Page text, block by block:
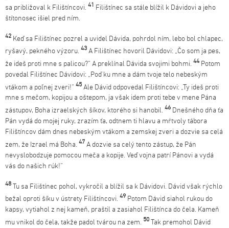
sa približoval k Filištíncovi. 41 Filištínec sa stále blížil k Dávidovi a jeho
štítonosec išiel pred ním.
42 Keď sa Filištínec pozrel a uvidel Dávida, pohrdol ním, lebo bol chlapec,
ryšavý, pekného výzoru. 43 A Filištínec hovoril Dávidovi: „Čo som ja pes,
že ideš proti mne s palicou?“ A preklínal Dávida svojimi bohmi. 44 Potom
povedal Filištínec Dávidovi: „Poď ku mne a dám tvoje telo nebeským
vtákom a poľnej zveri!“ 45 Ale Dávid odpovedal Filištíncovi: „Ty ideš proti
mne s mečom, kopijou a oštepom, ja však idem proti tebe v mene Pána
zástupov, Boha izraelských šíkov, ktorého si hanobil. 46 Dnešného dňa ťa
Pán vydá do mojej ruky, zrazím ťa, odtnem ti hlavu a mŕtvoly tábora
Filištíncov dám dnes nebeským vtákom a zemskej zveri a dozvie sa celá
zem, že Izrael má Boha. 47 A dozvie sa celý tento zástup, že Pán
nevyslobodzuje pomocou meča a kopije. Veď vojna patrí Pánovi a vydá
vás do našich rúk!“
48 Tu sa Filištínec pohol, vykročil a blížil sa k Dávidovi. Dávid však rýchlo
bežal oproti šíku v ústrety Filištíncovi. 49 Potom Dávid siahol rukou do
kapsy, vytiahol z nej kameň, praštil a zasiahol Filištínca do čela. Kameň
mu vnikol do čela, takže padol tvárou na zem. 50 Tak premohol Dávid